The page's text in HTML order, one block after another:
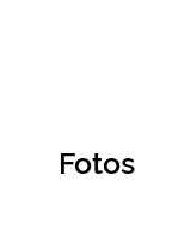
Fotos